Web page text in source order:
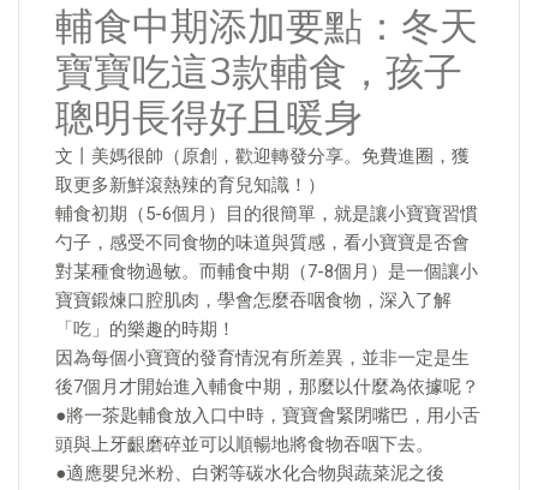
輔食中期添加要點：冬天
寶寶吃這3款輔食，孩子
聰明長得好且暖身
文丨美媽很帥（原創，歡迎轉發分享。免費進圈，獲
取更多新鮮滾熱辣的育兒知識！）
輔食初期（5-6個月）目的很簡單，就是讓小寶寶習慣
勺子，感受不同食物的味道與質感，看小寶寶是否會
對某種食物過敏。而輔食中期（7-8個月）是一個讓小
寶寶鍛煉口腔肌肉，學會怎麼吞咽食物，深入了解
「吃」的樂趣的時期！
因為每個小寶寶的發育情況有所差異，並非一定是生
後7個月才開始進入輔食中期，那麼以什麼為依據呢？
●將一茶匙輔食放入口中時，寶寶會緊閉嘴巴，用小舌
頭與上牙齦磨碎並可以順暢地將食物吞咽下去。
●適應嬰兒米粉、白粥等碳水化合物與蔬菜泥之後